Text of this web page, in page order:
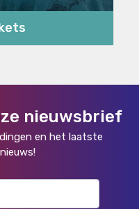
nieuwsbrief
en het laatste